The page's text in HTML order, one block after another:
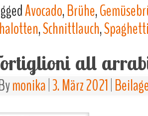
Avocado,Brühe,
,Schnittlauch,
all
monika 3. März 2021